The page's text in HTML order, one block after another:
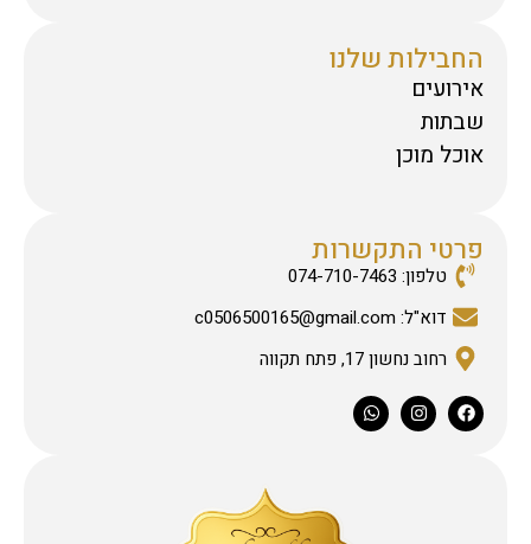
החבילות שלנו
אירועים
שבתות
אוכל מוכן
פרטי התקשרות
טלפון: 074-710-7463
דוא"ל: c0506500165@gmail.com
רחוב נחשון 17, פתח תקווה